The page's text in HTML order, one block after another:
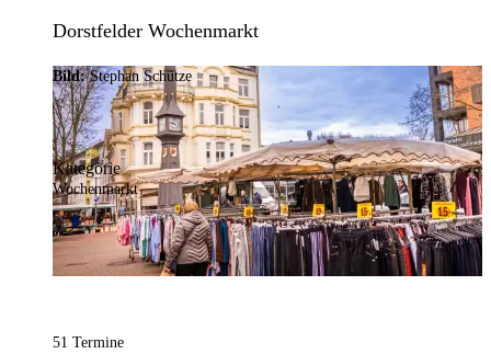
Dorstfelder Wochenmarkt
Bild:Stephan Schütze
Kategorie
Wochenmarkt
51 Termine